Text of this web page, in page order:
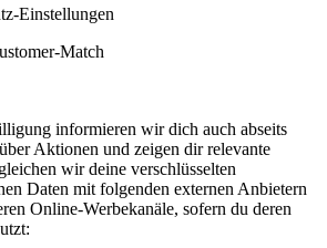
Einstellungen
Match
informieren wir dich auch abseits
Aktionen und zeigen dir relevante
wir deine verschlüsselten
Daten mit folgenden externen Anbietern
Online-Werbekanäle, sofern du deren